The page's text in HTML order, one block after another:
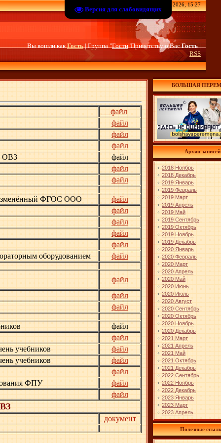
Версия для слабовидящих
Пятница, 07.08.2026, 15:27
Вы вошли какГость| Группа "Гости"Приветствую ВасГость|
RSS
файл
файл
файл
файл
ОВЗ
файл
файл
файл
Изменённый ФГОС ООО
файл
файл
файл
файл
файл
оборудованием
файл
файл
файл
файл
файл
файл
учебников
файл
учебников
файл
файл
ФПУ
файл
файл
документ
БОЛЬШАЯ
Архив записей
2018 Ноябрь
2018 Декабрь
2019 Январь
2019 Февраль
2019 Март
2019 Апрель
2019 Май
2019 Сентябрь
2019 Октябрь
2019 Ноябрь
2019 Декабрь
2020 Январь
2020 Февраль
2020 Март
2020 Апрель
2020 Май
2020 Июнь
2020 Июль
2020 Август
2020 Сентябрь
2020 Октябрь
2020 Ноябрь
2020 Декабрь
2021 Март
2021 Апрель
2021 Май
2021 Октябрь
2021 Декабрь
2022 Сентябрь
2022 Ноябрь
2022 Декабрь
2023 Январь
2023 Март
2023 Апрель
Полезные